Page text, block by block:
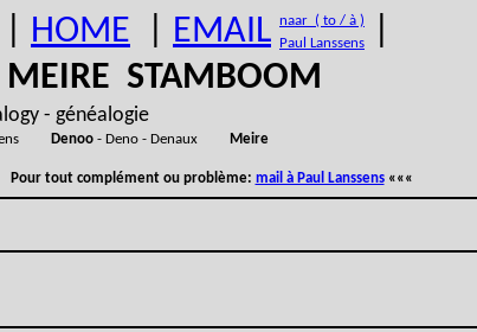
HOME EMAIL naar ( to / à )
Paul Lanssens
MEIRE STAMBOOM
- généalogie
Denoo- Deno - Denaux Meire
tout complément ou problème: mail à Paul Lanssens«««